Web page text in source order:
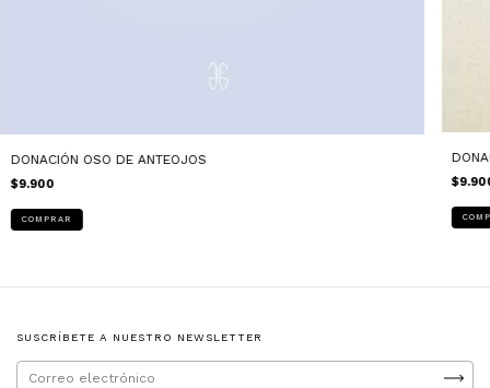
DONACIÓN OSO DE ANTEOJOS
$9.900
COMPRAR
SUSCRÍBETE A NUESTRO NEWSLETTER